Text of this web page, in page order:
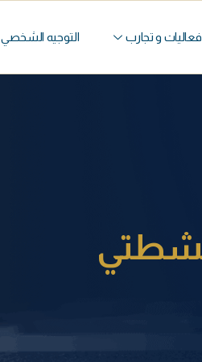
فعاليات و تجارب التوجيه الشخصي